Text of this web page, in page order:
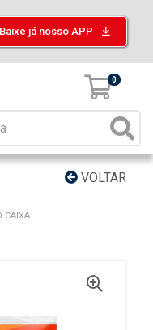
Baixe já nosso APP
0
VOLTAR
CAIXA